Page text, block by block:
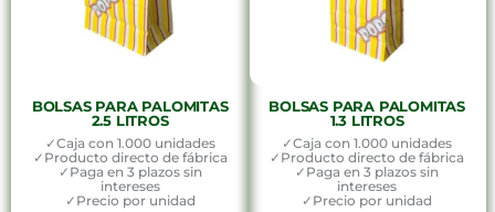
BOLSAS PARA PALOMITAS
2.5 LITROS
✓Caja con 1.000 unidades
✓Producto directo de fábrica
✓Paga en 3 plazos sin
intereses
✓Precio por unidad
BOLSAS PARA PALOMITAS
1.3 LITROS
✓Caja con 1.000 unidades
✓Producto directo de fábrica
✓Paga en 3 plazos sin
intereses
✓Precio por unidad